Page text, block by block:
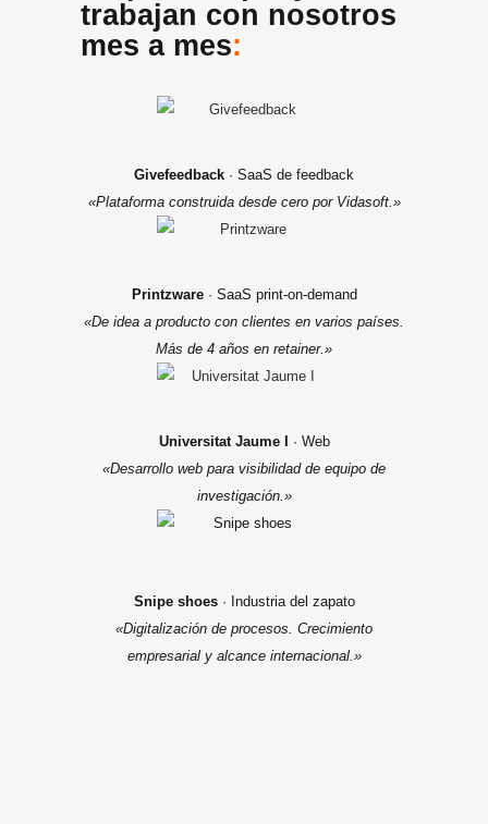
trabajan con nosotros
mes a mes:
Givefeedback · SaaS de feedback
«Plataforma construida desde cero por Vidasoft.»
Printzware· SaaS print-on-demand
«De idea a producto con clientes en varios países.
Más de 4 años en retainer.»
Universitat Jaume I
· Web
«Desarrollo web para visibilidad de equipo de
investigación.»
Snipe shoes· Industria del zapato
«Digitalización de procesos. Crecimiento
empresarial y alcance internacional.»